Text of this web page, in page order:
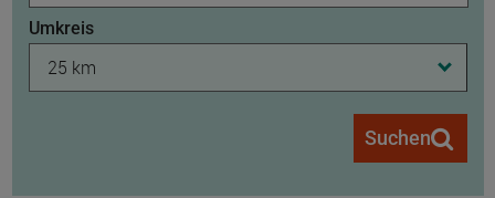
Umkreis
25 km
Suchen